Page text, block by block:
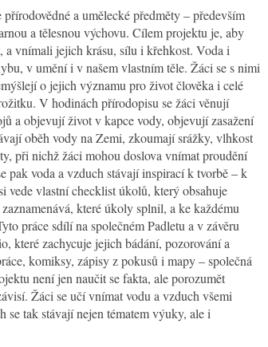
a umělecké předměty – především
a tělesnou výchovu. Cílem projektu je, aby
a vnímali jejich krásu, sílu i křehkost. Voda i
v umění i v našem vlastním těle. Žáci se s nimi
o jejich významu pro život člověka i celé
V hodinách přírodopisu se žáci věnují
a objevují život v kapce vody, objevují zasažení
oběh vody na Zemi, zkoumají srážky, vlhkost
při nichž žáci mohou doslova vnímat proudění
pak voda a vzduch stávají inspirací k tvorbě – k
vede vlastní checklist úkolů, který obsahuje
které úkoly splnil, a ke každému
práce sdílí na společném Padletu a v závěru
které zachycuje jejich bádání, pozorování a
komiksy, zápisy z pokusů i mapy – společná
není jen naučit se fakta, ale porozumět
Žáci se učí vnímat vodu a vzduch všemi
tak stávají nejen tématem výuky, ale i